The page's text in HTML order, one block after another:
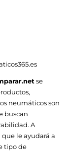
se
neumáticos son
buscan
A
le ayudará a
tipo de